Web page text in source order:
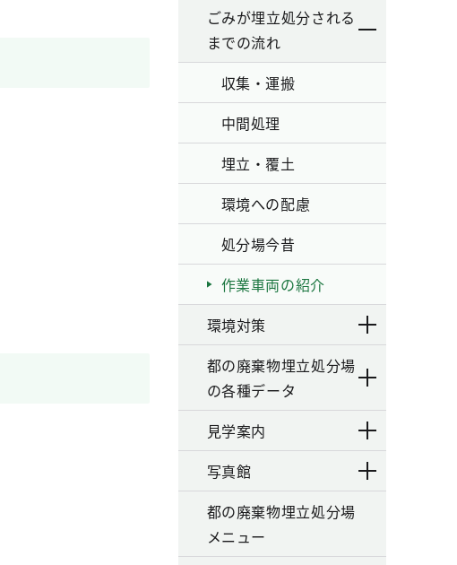
ごみが埋立処分される
までの流れ
収集・運搬
中間処理
埋立・覆土
環境への配慮
処分場今昔
作業車両の紹介
環境対策
都の廃棄物埋立処分場
の各種データ
見学案内
写真館
都の廃棄物埋立処分場
メニュー